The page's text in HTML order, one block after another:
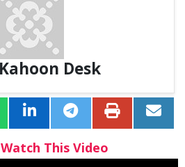
Desk
This Video